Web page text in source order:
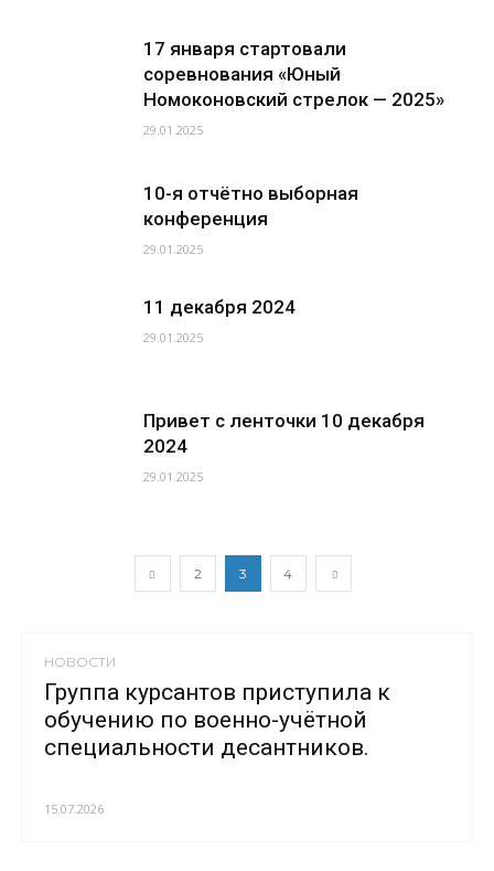
17 января стартовали
соревнования «Юный
Номоконовский стрелок — 2025»
29.01.2025
10-я отчётно выборная
конференция
29.01.2025
11 декабря 2024
29.01.2025
Привет с ленточки 10 декабря
2024
29.01.2025
2 3 4
НОВОСТИ
Группа курсантов приступила к
обучению по военно-учётной
специальности десантников.
15.07.2026